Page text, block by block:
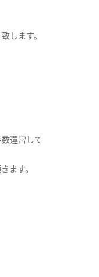
します。
運営して
ます。